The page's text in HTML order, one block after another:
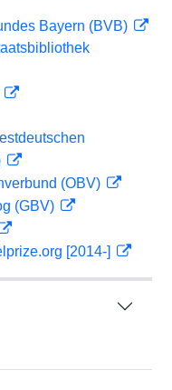
Bayern (BVB)
(OBV)
(GBV)
[2014-]